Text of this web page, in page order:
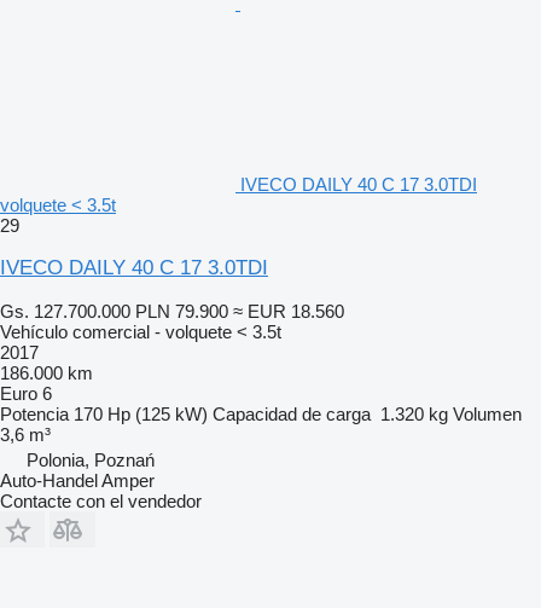
IVECO DAILY 40 C 17 3.0TDI
volquete < 3.5t
29
IVECO DAILY 40 C 17 3.0TDI
Gs. 127.700.000 PLN 79.900 ≈ EUR 18.560
Vehículo comercial - volquete < 3.5t
2017
186.000 km
Euro 6
Potencia 170 Hp (125 kW) Capacidad de carga 1.320 kg Volumen
3,6 m³
Polonia, Poznań
Auto-Handel Amper
Contacte con el vendedor